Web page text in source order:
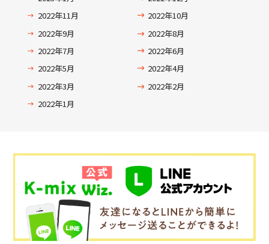
2022年11月
2022年10月
2022年9月
2022年8月
2022年7月
2022年6月
2022年5月
2022年4月
2022年3月
2022年2月
2022年1月